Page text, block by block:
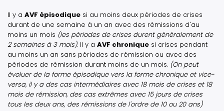
Il y a AVF épisodique si au moins deux périodes de crises
durant de une semaine à un an avec des rémissions d'au
moins un mois (les périodes de crises durent généralement de
2 semaines à 3 mois). Il y a AVF chronique si crises pendant
au moins un an sans périodes de rémission ou avec des
périodes de rémission durant moins de un mois. (On peut
évoluer de la forme épisodique vers la forme chronique et vice-
versa, il y a des cas intermédiaires avec 18 mois de crises et 18
mois de rémission, des cas extrêmes avec 15 jours de crises
tous les deux ans, des rémissions de l'ordre de 10 ou 20 ans)